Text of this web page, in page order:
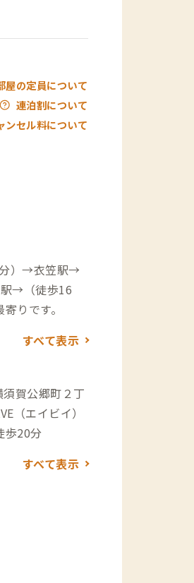
屋の定員について
連泊割について
ンセル料について
）→衣笠駅→
→（徒歩16
りです。
すべて表示
賀公郷町２丁
（エイビイ）
歩20分
すべて表示